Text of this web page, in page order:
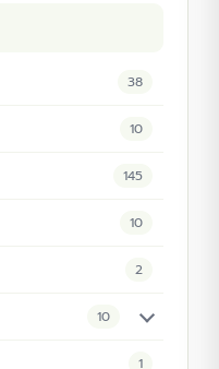
38
10
145
10
2
10
51